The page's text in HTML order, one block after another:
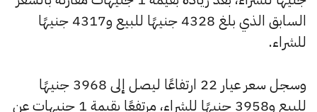
السابق الذي بلغ 4328 جنيهًا للبيع و4317 جنيهًا
للشراء.
وسجل سعر عيار 22 ارتفاعًا ليصل إلى 3968 جنيهًا
للبيع و3958 جنيهًا للشراء، مرتفعًا بقيمة 1 جنيهات عن